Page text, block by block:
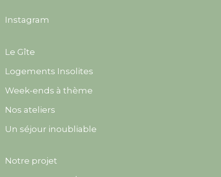
Instagram
Le Gîte
Logements Insolites
Week-ends à thème
Nos ateliers
Un séjour inoubliable
Notre projet